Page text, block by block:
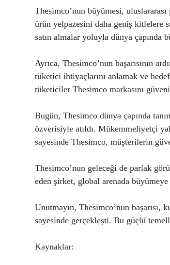
Thesimco’nun büyümesi,
ürün yelpazesini daha geniş
satın almalar yoluyla dünya çapında
Ayrıca, Thesimco’nun başarısının
tüketici ihtiyaçlarını anlamak ve
tüketiciler Thesimco markasını
Bugün, Thesimco dünya çapında
özverisiyle atıldı. Mükemmeliyetçi
sayesinde Thesimco, müşterilerin
Thesimco’nun geleceği de parlak
eden şirket, global arenada
Unutmayın, Thesimco’nun başarısı,
sayesinde gerçekleşti. Bu güçlü
Kaynaklar: